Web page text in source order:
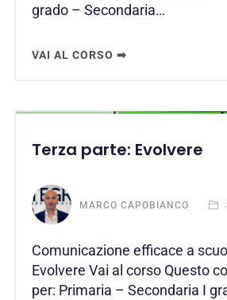
grado – Secondaria…
VAI AL CORSO ➡
Terza parte: Evolvere
MARCO CAPOBIANCO
Comunicazione efficace a
Evolvere Vai al corso Questo
per: Primaria – Secondaria I